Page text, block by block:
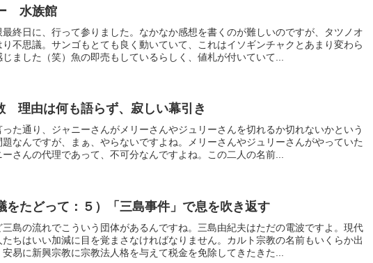
水族館
最終日に、行って参りました。なかなか感想を書くのが難しいのですが、タツノオ
り不思議。サンゴもとても良く動いていて、これはイソギンチャクとあまり変わら
ました（笑）魚の即売もしているらしく、値札が付いていて...
理由は何も語らず、寂しい幕引き
った通り、ジャニーさんがメリーさんやジュリーさんを切れるか切れないかという
題なんですが、まぁ、やらないですよね。メリーさんやジュリーさんがやっていた
ーさんの代理であって、不可分なんですよね。この二人の名前...
をたどって：５）「三島事件」で息を吹き返す
三島の流れでこういう団体があるんですね。三島由紀夫はただの電波ですよ。現代
ちはいい加減に目を覚まさなければなりません。カルト宗教の名前もいくらか出
易に新興宗教に宗教法人格を与えて税金を免除してきたきた...